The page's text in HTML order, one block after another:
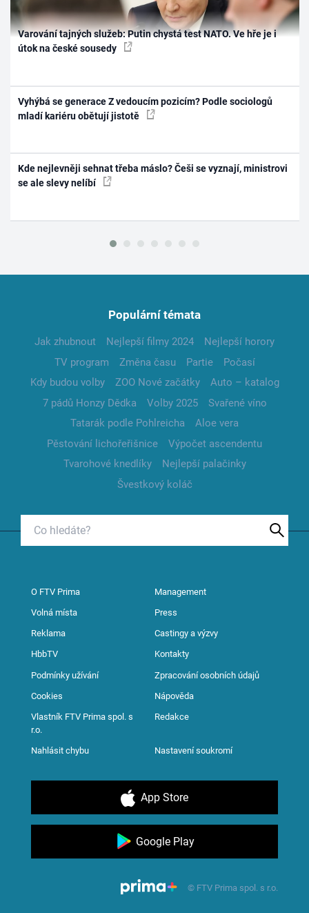
Varování tajných služeb: Putin chystá test NATO. Ve hře je i
útok na české sousedy
Vyhýbá se generace Z vedoucím pozicím? Podle sociologů
mladí kariéru obětují jistotě
Kde nejlevněji sehnat třeba máslo? Češi se vyznají, ministrovi
se ale slevy nelíbí
Populární témata
Jak zhubnout Nejlepší filmy 2024
Nejlepší horory
TV program
Změna času Partie
Počasí
Kdy budou volby
ZOO Nové začátky
Auto – katalog
7 pádů Honzy Dědka
Volby 2025
Svařené víno
Tatarák podle Pohlreicha
Aloe vera
Pěstování lichořeřišnice
Výpočet ascendentu
Tvarohové knedlíky
Nejlepší palačinky
Švestkový koláč
O FTV Prima Management
Volná místa Press
Reklama Castingy a výzvy
HbbTV Kontakty
Podmínky užívání Zpracování osobních údajů
Cookies Nápověda
Vlastník FTV Prima spol. s
r.o.
Redakce
Nahlásit chybu Nastavení soukromí
App Store
Google Play
© FTV Prima spol. s r.o.